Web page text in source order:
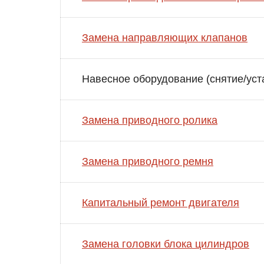
Замена направляющих клапанов
Навесное оборудование (снятие/
Замена приводного ролика
Замена приводного ремня
Капитальный ремонт двигателя
Замена головки блока цилиндров